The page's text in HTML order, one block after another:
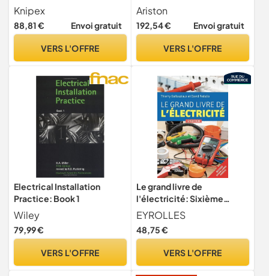
blister chromée isolées
avec gaines bi-matière,
homologuées VDE ; avec
Knipex
88,81 € Envoi gratuit
VERS L'OFFRE
litres, Compact Sur-Evier,
Puissance 2000W, Idéal
Cuisine ou Salle de Bain –
installé en France
Ariston
192,54 € Envoi gratuit
VERS L'OFFRE
Electrical Installation
Practice: Book 1
Wiley
79,99 €
VERS L'OFFRE
Le grand livre de
l'électricité: Sixième
édition
EYROLLES
48,75 €
VERS L'OFFRE